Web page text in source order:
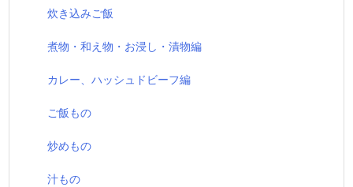
炊き込みご飯
煮物・和え物・お浸し・漬物編
カレー、ハッシュドビーフ編
ご飯もの
炒めもの
汁もの